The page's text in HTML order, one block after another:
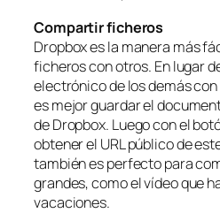
Compartir ficheros
Dropbox es la manera más
ficheros con otros. En lugar
electrónico de los demás
es mejor guardar el
de Dropbox. Luego con el
obtener el URL público de
también es perfecto para
grandes, como el vídeo que
vacaciones.